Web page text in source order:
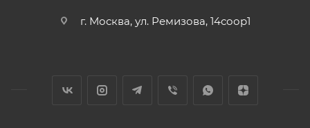
г. Москва, ул. Ремизова, 14соор1